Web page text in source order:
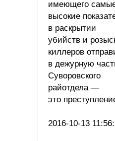
имеющего
высокие
в раскрытии
убийств и
киллеров
в дежурную
Суворовского
райотдела —
это
2016-10-13